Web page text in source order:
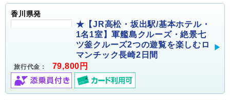
香川県発
★【JR高松・坂出駅/基本ホテル・
1名1室】軍艦島クルーズ・絶景七
ツ釜クルーズ2つの遊覧を楽しむロ
マンチック長崎2日間
旅行代金： 79,800円